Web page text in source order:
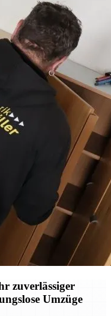
zuverlässiger
Umzüge